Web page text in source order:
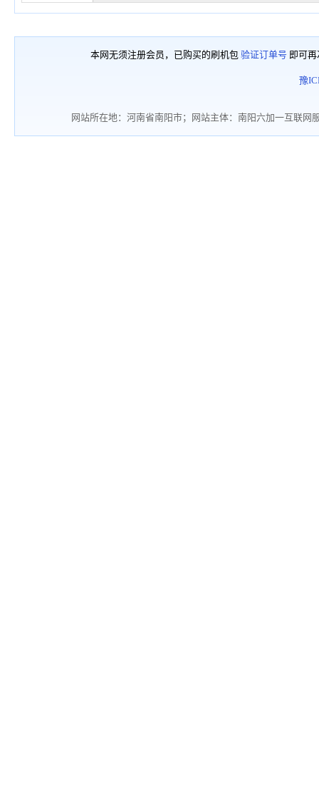
本网无须注册会员，已购买的刷机包 验证订单号 即可
豫
网站所在地：河南省南阳市；网站主体：南阳六加一互联